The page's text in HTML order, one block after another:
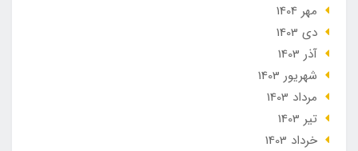
مهر 1404
دی 1403
آذر 1403
شهریور 1403
مرداد 1403
تير 1403
خرداد 1403